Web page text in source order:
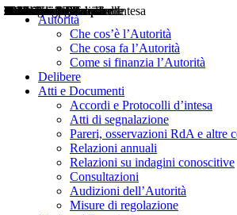
Autorità
Che cos’è l’Autorità
Che cosa fa l’Autorità
Come si finanzia l’Autorità
Delibere
Atti e Documenti
Accordi e Protocolli d’intesa
Atti di segnalazione
Pareri, osservazioni RdA e altre
Relazioni annuali
Relazioni su indagini conoscitive
Consultazioni
Audizioni dell’Autorità
Misure di regolazione
Delibere
Pareri
Consultazioni
Audizioni
Atti di Segnalazione
Accordi e Protocolli d'Intesa
Relazioni annuali
Misure di regolazione
Notizie
Comunicati Stampa
Bollettini ART
Convegni ART
Interviste del Presidente
Articoli in primo piano
Interventi del Presidente
2004
2005
2010
2013
2014
2015
2016
2017
2018
2019
202
2020
2021
2022
2023
2024
2025
2026
Aereo
Marittimo
Terrestre